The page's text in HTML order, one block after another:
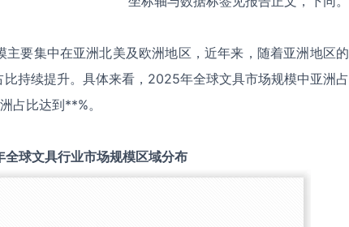
要集中在亚洲北美及欧洲地区，近年来，随着亚洲地区的
持续提升。具体来看，2025年全球文具市场规模中亚洲占
占比达到**%。
全球文具行业市场规模区域分布